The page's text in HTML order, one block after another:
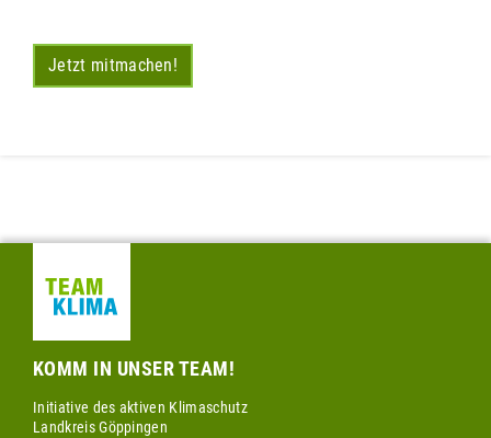
Jetzt mitmachen!
KOMM IN UNSER TEAM!
Initiative des aktiven Klimaschutz
Landkreis Göppingen